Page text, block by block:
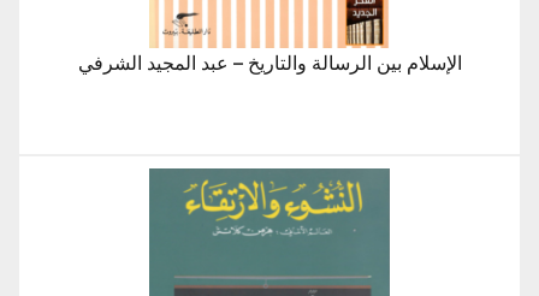
الإسلام بين الرسالة والتاريخ – عبد المجيد الشرفي